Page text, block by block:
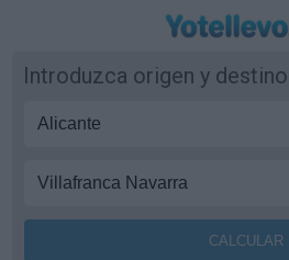
Introduzca origen y destino